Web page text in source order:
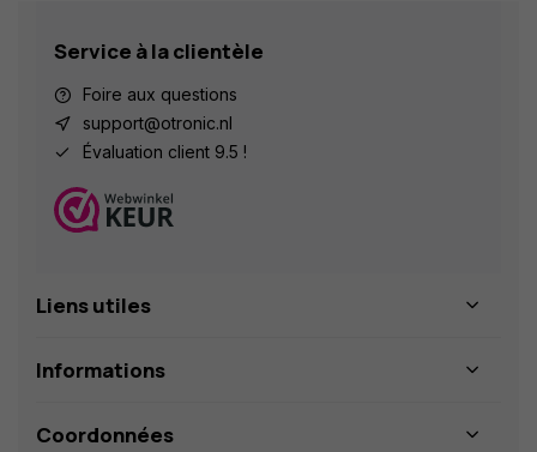
Service à la clientèle
Foire aux questions
support@otronic.nl
Évaluation client 9.5 !
Liens utiles
Informations
Coordonnées